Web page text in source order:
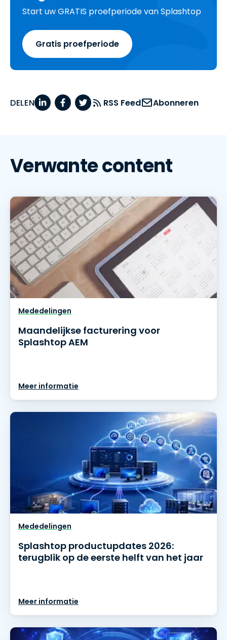
Start uw GRATIS proefperiode van Splashtop
Gratis proefperiode
DELEN RSS Feed Abonneren
Verwante content
Mededelingen
Maandelijkse facturering voor
Splashtop AEM
Meer informatie
Mededelingen
Splashtop productupdates 2026:
terugblik op de eerste helft van het jaar
Meer informatie